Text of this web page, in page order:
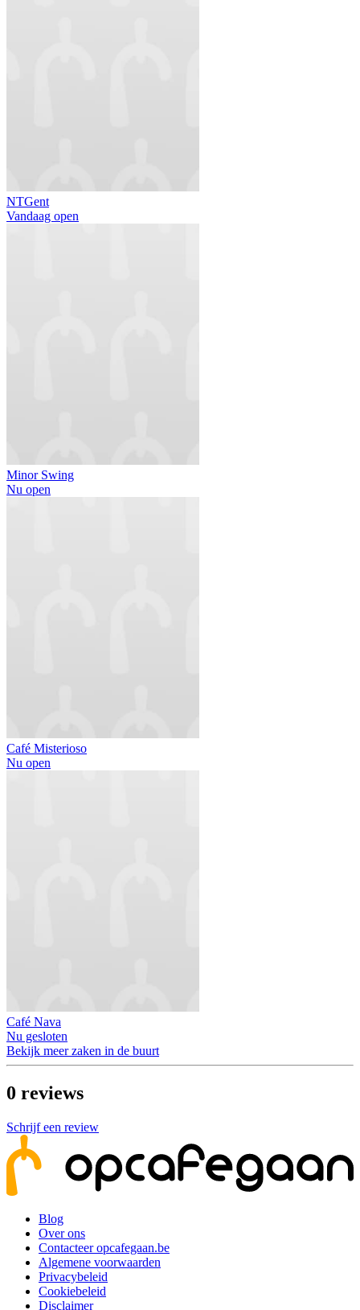
NTGent
Vandaag open
Minor Swing
Nu open
Café Misterioso
Nu open
Café Nava
Nu gesloten
Bekijk meer zaken in de buurt
0 reviews
Schrijf een review
Blog
Over ons
Contacteer opcafegaan.be
Algemene voorwaarden
Privacybeleid
Cookiebeleid
Disclaimer